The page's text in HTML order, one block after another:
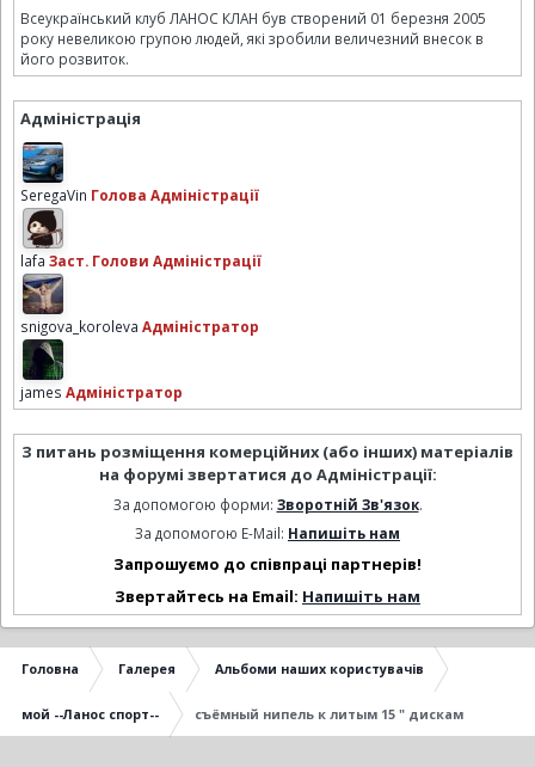
Всеукраїнський клуб ЛАНОС КЛАН був створений 01 березня 2005
року невеликою групою людей, які зробили величезний внесок в
його розвиток.
Адміністрація
SeregaVin Голова Адміністрації
lafa Заст. Голови Адміністрації
snigova_koroleva Адміністратор
james Адміністратор
З питань розміщення комерційних (або інших) матеріалів
на форумі звертатися до Адміністрації:
За допомогою форми: Зворотній Зв'язок.
За допомогою E-Mail: Напишіть нам
Запрошуємо до співпраці партнерів!
Звертайтесь на Email: Напишіть нам
Головна Галерея Альбоми наших користувачів
мой --Ланос спорт-- съёмный нипель к литым 15 " дискам